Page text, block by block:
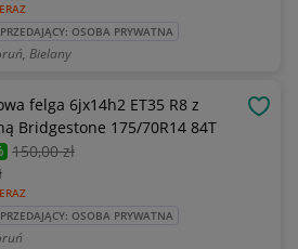
OSOBA PRYWATNA
Bielany
felga 6jx14h2 ET35 R8 z
oponą Bridgestone 175/70R14 84T
150,00 zł
OSOBA PRYWATNA